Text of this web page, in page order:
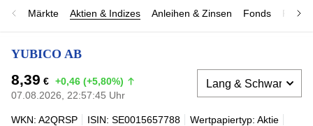
Märkte Aktien & Indizes Anleihen & Zinsen Fonds
YUBICO AB
8,39 € +0,46 (+5,80%)
07.08.2026, 22:57:45 Uhr
WKN: A2QRSP ISIN: SE0015657788
Wertpapiertyp: Aktie